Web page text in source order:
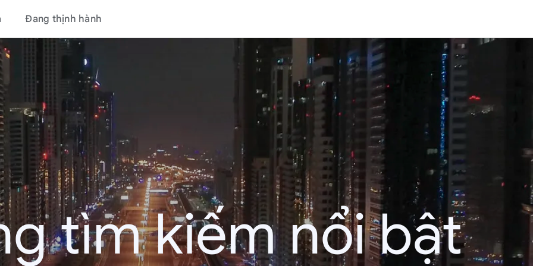
Đang thịnh hành
tìm kiếm nổi bật